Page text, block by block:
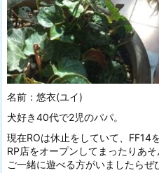
名前：悠衣(ユイ)
犬好き40代で2児のパパ。
現在ROは休止をしていて、FF14
RP店をオープンしてまったりあそ
ご一緒に遊べる方がいましたらぜ